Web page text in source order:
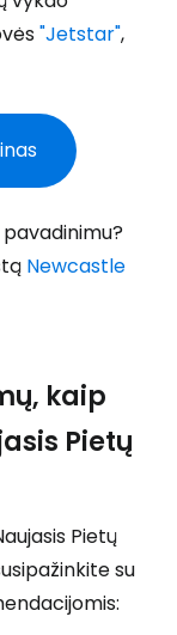
"Jetstar",
Newcastle
kaip
Pietų
Pietų
su